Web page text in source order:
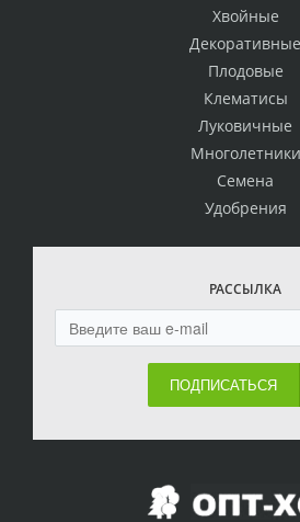
Хвойные
Декоративные
Плодовые
Клематисы
Луковичные
Многолетники
Семена
Удобрения
РАССЫЛКА
ПОДПИСАТЬСЯ